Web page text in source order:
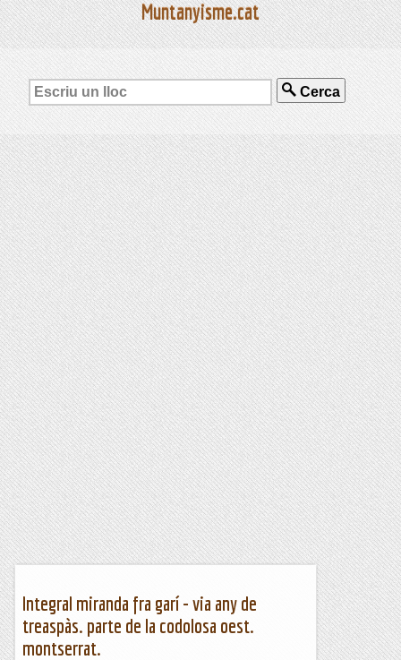
Muntanyisme.cat
Cerca
Integral miranda fra garí - via any de
treaspàs. parte de la codolosa oest.
montserrat.